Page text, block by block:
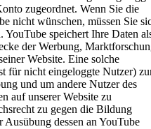
zugeordnet. Wenn Sie die
nicht wünschen, müssen Sie
speichert Ihre Daten
der Werbung,
Website. Eine solche
für nicht eingeloggte Nutzer)
und um andere Nutzer des
auf unserer Website zu
zu gegen die Bildung
dessen an YouTube